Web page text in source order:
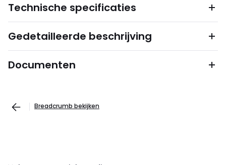
Technische specificaties
Gedetailleerde beschrijving
Documenten
Breadcrumb bekijken